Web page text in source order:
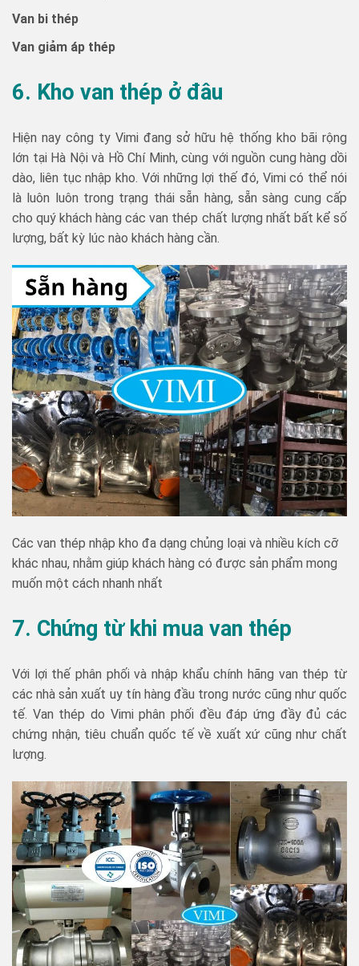
Van bi thép
Van giảm áp thép
6. Kho van thép ở đâu
Hiện nay công ty Vimi đang sở hữu hệ thống kho bãi rộng
lớn tại Hà Nội và Hồ Chí Minh, cùng với nguồn cung hàng dồi
dào, liên tục nhập kho. Với những lợi thế đó, Vimi có thể nói
là luôn luôn trong trạng thái sẵn hàng, sẵn sàng cung cấp
cho quý khách hàng các van thép chất lượng nhất bất kể số
lượng, bất kỳ lúc nào khách hàng cần.
Các van thép nhập kho đa dạng chủng loại và nhiều kích cỡ
khác nhau, nhằm giúp khách hàng có được sản phẩm mong
muốn một cách nhanh nhất
7. Chứng từ khi mua van thép
Với lợi thế phân phối và nhập khẩu chính hãng van thép từ
các nhà sản xuất uy tín hàng đầu trong nước cũng như quốc
tế. Van thép do Vimi phân phối đều đáp ứng đầy đủ các
chứng nhận, tiêu chuẩn quốc tế về xuất xứ cũng như chất
lượng.